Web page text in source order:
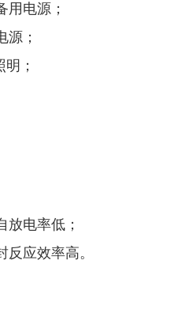
用电源；
源；
；
放电率低；
应效率高。